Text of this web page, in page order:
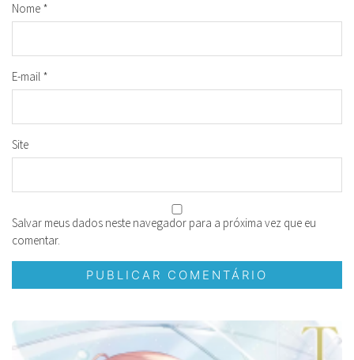
Nome *
E-mail *
Site
Salvar meus dados neste navegador para a próxima vez que eu
comentar.